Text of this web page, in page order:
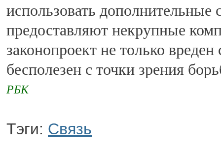
использовать
предоставляют некрупные
законопроект не только
бесполезен с точки зрения
РБК
Тэги: Связь